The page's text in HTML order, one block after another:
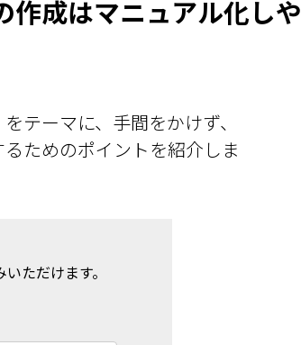
作成はマニュアル化しや
テーマに、手間をかけず、
ためのポイントを紹介しま
ただけます。